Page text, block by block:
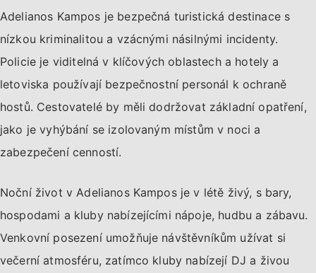
Adelianos Kampos je bezpečná turistická destinace s
nízkou kriminalitou a vzácnými násilnými incidenty.
Policie je viditelná v klíčových oblastech a hotely a
letoviska používají bezpečnostní personál k ochraně
hostů. Cestovatelé by měli dodržovat základní opatření,
jako je vyhýbání se izolovaným místům v noci a
zabezpečení cenností.
Noční život v Adelianos Kampos je v létě živý, s bary,
hospodami a kluby nabízejícími nápoje, hudbu a zábavu.
Venkovní posezení umožňuje návštěvníkům užívat si
večerní atmosféru, zatímco kluby nabízejí DJ a živou